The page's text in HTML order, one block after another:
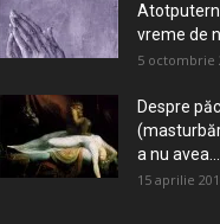
vreme de
5 octombrie
Despre
a nu avea...
15 aprilie